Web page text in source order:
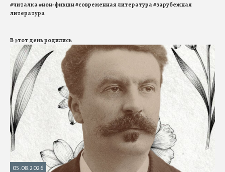
#читалка#нон-фикшн#современная литература#зарубежная
литература
В этот день родились
05.08.2026